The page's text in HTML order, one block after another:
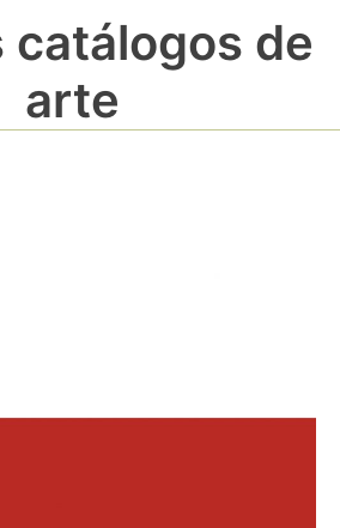
catálogos de
arte